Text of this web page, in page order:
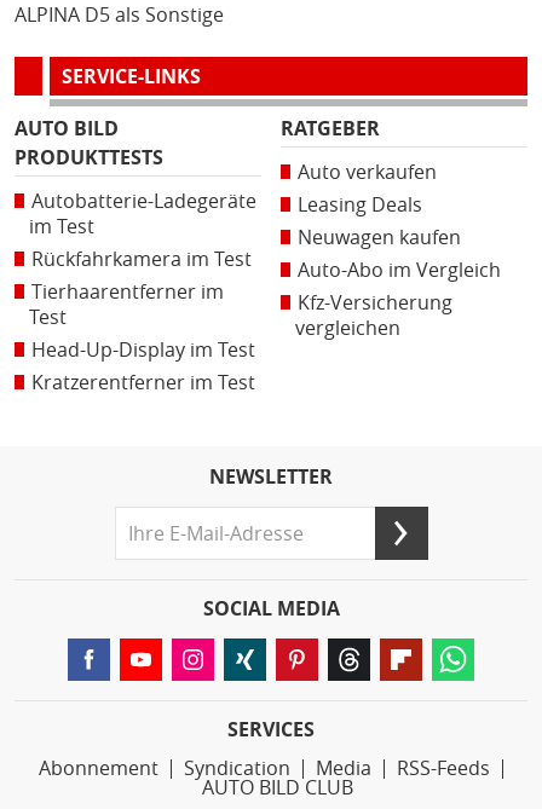
ALPINA D5 als Sonstige
SERVICE-LINKS
AUTO BILD
PRODUKTTESTS
Autobatterie-Ladegeräte
im Test
Rückfahrkamera im Test
Tierhaarentferner im
Test
Head-Up-Display im Test
Kratzerentferner im Test
RATGEBER
Auto verkaufen
Leasing Deals
Neuwagen kaufen
Auto-Abo im Vergleich
Kfz-Versicherung
vergleichen
NEWSLETTER
SOCIAL MEDIA
SERVICES
Abonnement
Syndication Media
RSS-Feeds
AUTO BILD CLUB